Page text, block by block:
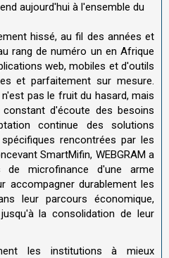
aujourd'hui à l'ensemble du
hissé, au fil des années et
rang de numéro un en Afrique
web, mobiles et d'outils
et parfaitement sur mesure.
pas le fruit du hasard, mais
d'écoute des besoins
continue des solutions
rencontrées par les
SmartMifin, WEBGRAM a
microfinance d'une arme
accompagner durablement les
leur parcours économique,
la consolidation de leur
les institutions à mieux